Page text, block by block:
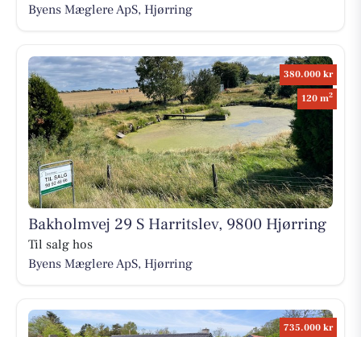
Byens Mæglere ApS, Hjørring
380.000 kr
120 m2
Bakholmvej 29 S Harritslev, 9800 Hjørring
Til salg hos
Byens Mæglere ApS, Hjørring
735.000 kr